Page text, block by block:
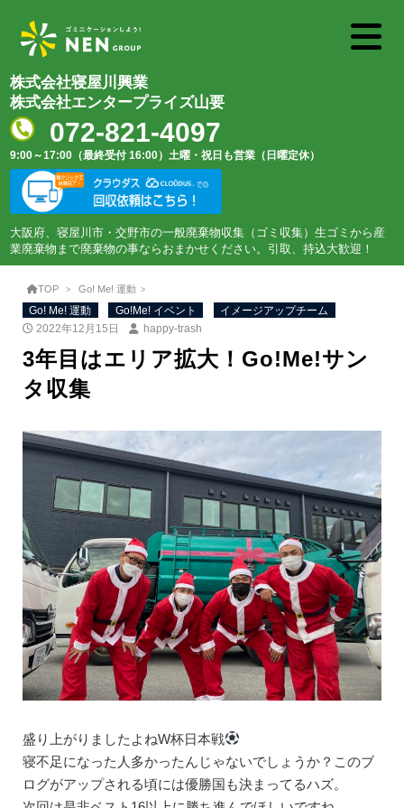
株式会社寝屋川興業
株式会社エンタープライズ山要
072-821-4097
9:00～17:00（最終受付 16:00） 土曜・祝日も営業（日曜定休）
大阪府、寝屋川市・交野市の一般廃棄物収集（ゴミ収集）生ゴミから産
業廃棄物まで廃棄物の事ならおまかせください。引取、持込大歓迎！
TOP Go! Me! 運動
Go! Me! 運動 Go!Me! イベント
イメージアップチーム
2022年12月15日
happy-trash
3年目はエリア拡大！Go!Me!サン
タ収集
盛り上がりましたよねW杯日本戦
寝不足になった人多かったんじゃないでしょうか？このブ
ログがアップされる頃には優勝国も決まってるハズ。